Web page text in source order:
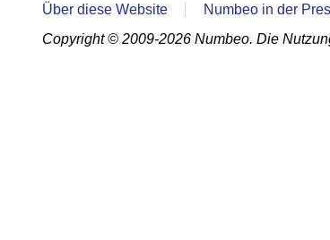
Über diese Website
Numbeo in der
Copyright © 2009-2026 Numbeo. Die